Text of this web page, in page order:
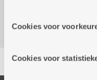
cookies worden
informatie over jouw
partners kunnen deze
Cookies voor
Cookies voor